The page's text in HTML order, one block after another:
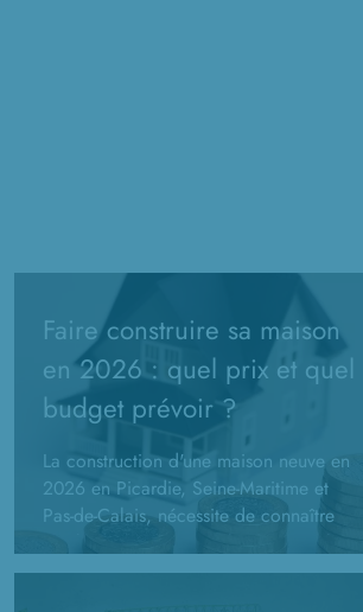
Faire construire sa maison
en 2026 : quel prix et quel
budget prévoir ?
La construction d'une maison neuve en
2026 en Picardie, Seine-Maritime et
Pas-de-Calais, nécessite de connaître
calculer ?